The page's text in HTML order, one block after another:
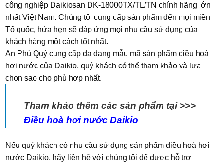
công nghiệp Daikiosan DK-18000TX/TL/TN chính hãng lớn
nhất Việt Nam. Chúng tôi cung cấp sản phẩm đến mọi miền
Tổ quốc, hứa hẹn sẽ đáp ứng mọi nhu cầu sử dụng của
khách hàng một cách tốt nhất.
An Phú Quý cung cấp đa dạng mẫu mã sản phẩm điều hoà
hơi nước của Daikio, quý khách có thể tham khảo và lựa
chọn sao cho phù hợp nhất.
Tham khảo thêm các sản phẩm tại >>>
Điều hoà hơi nước Daikio
Nếu quý khách có nhu cầu sử dụng sản phẩm điều hoà hơi
nước Daikio, hãy liên hệ với chúng tôi để được hỗ trợ